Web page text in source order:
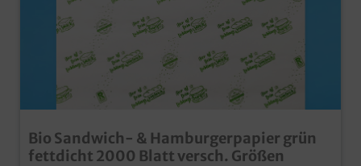
Bio Sandwich- & Hamburgerpapier grün
fettdicht 2000 Blatt versch. Größen